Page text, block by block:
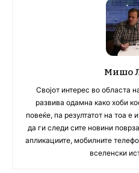
Мишо
Својот интерес во областа
развива одамна како хоби
повеќе, па резултатот на тоа е
да ги следи сите новини
апликациите, мобилните
вселенски